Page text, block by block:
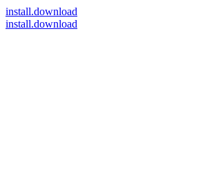
install.download
install.download